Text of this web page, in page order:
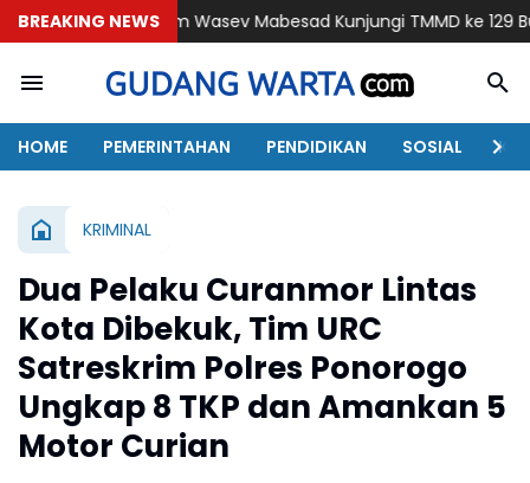
BREAKING NEWS
Wasev Mabesad Kunjungi TMMD ke 129 Bulu Lor Ponorogo
HOME PEMERINTAHAN PENDIDIKAN SOSIAL
KRIMINAL
Dua Pelaku Curanmor Lintas
Kota Dibekuk, Tim URC
Satreskrim Polres Ponorogo
Ungkap 8 TKP dan Amankan 5
Motor Curian